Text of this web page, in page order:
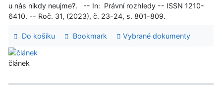
u nás nikdy neujme?. -- In: Právní rozhledy -- ISSN 1210-
6410. -- Roč. 31, (2023), č. 23-24, s. 801-809.
Do košíku Bookmark Vybrané dokumenty
článek